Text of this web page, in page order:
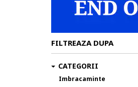
FILTREAZA DUPA
CATEGORII
Imbracaminte